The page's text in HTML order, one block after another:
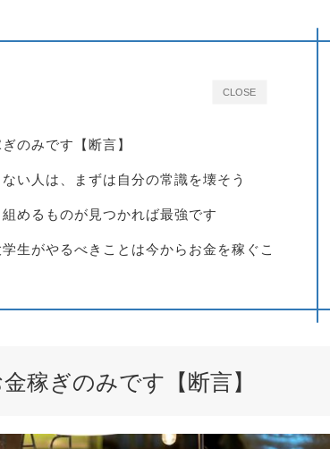
CLOSE
のみです【断言】
い人は、まずは自分の常識を壊そう
めるものが見つかれば最強です
生がやるべきことは今からお金を稼ぐこ
稼ぎのみです【断言】